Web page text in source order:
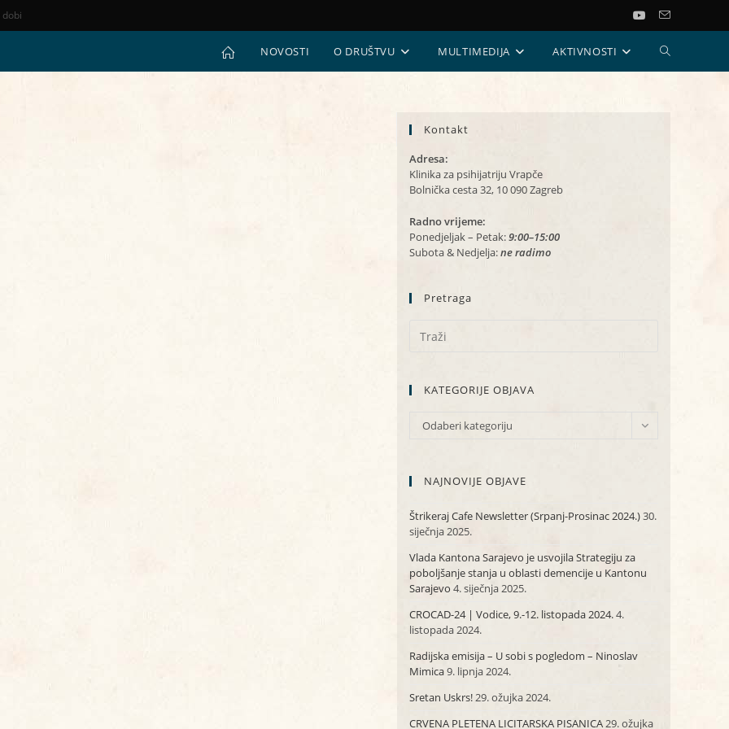
NOVOSTI O DRUŠTVU MULTIMEDIJA AKTIVNOSTI UKLJUČI/
Kontakt
Adresa:
Klinika za psihijatriju Vrapče
Bolnička cesta 32, 10 090 Zagreb
Radno vrijeme:
Ponedjeljak – Petak:9:00–15:00
Subota & Nedjelja:ne radimo
Pretraga
KATEGORIJE OBJAVA
KATEGORIJE
Odaberi kategoriju
NAJNOVIJE OBJAVE
Štrikeraj Cafe Newsletter (Srpanj-Prosinac 2024.)30.
siječnja 2025.
Vlada Kantona Sarajevo je usvojila Strategiju za
poboljšanje stanja u oblasti demencije u Kantonu
Sarajevo 4. siječnja 2025.
CROCAD-24 | Vodice, 9.-12. listopada 2024.4.
listopada 2024.
Radijska emisija – U sobi s pogledom – Ninoslav
Mimica9. lipnja 2024.
Sretan Uskrs!29. ožujka 2024.
CRVENA PLETENA LICITARSKA PISANICA29. ožujka